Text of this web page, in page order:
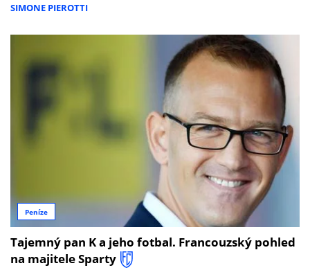
SIMONE PIEROTTI
Peníze
Tajemný pan K a jeho fotbal. Francouzský pohled
na majitele Sparty